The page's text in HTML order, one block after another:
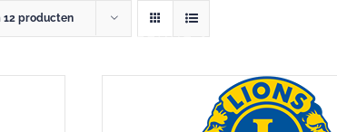
LIONS CLUB ZENNE & ZONIËN
12 producten